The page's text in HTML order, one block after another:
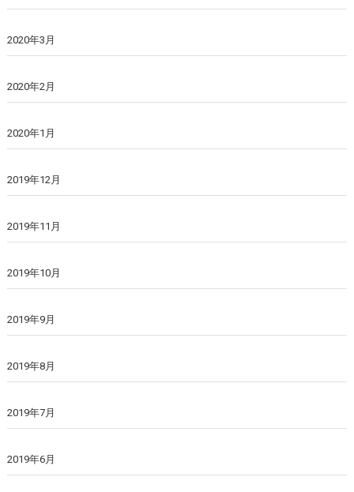
2020年3月
2020年2月
2020年1月
2019年12月
2019年11月
2019年10月
2019年9月
2019年8月
2019年7月
2019年6月